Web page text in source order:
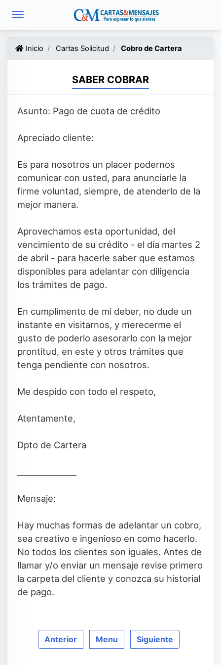
Inicio Cartas Solicitud Cobro de Cartera
SABER COBRAR
Asunto: Pago de cuota de crédito
Apreciado cliente:
Es para nosotros un placer podernos
comunicar con usted, para anunciarle la
firme voluntad, siempre, de atenderlo de la
mejor manera.
Aprovechamos esta oportunidad, del
vencimiento de su crédito - el día martes 2
de abril - para hacerle saber que estamos
disponibles para adelantar con diligencia
los trámites de pago.
En cumplimento de mi deber, no dude un
instante en visitarnos, y merecerme el
gusto de poderlo asesorarlo con la mejor
prontitud, en este y otros trámites que
tenga pendiente con nosotros.
Me despido con todo el respeto,
Atentamente,
Dpto de Cartera
Mensaje:
Hay muchas formas de adelantar un cobro,
sea creativo e ingenioso en como hacerlo.
No todos los clientes son iguales. Antes de
llamar y/o enviar un mensaje revise primero
la carpeta del cliente y conozca su historial
de pago.
Anterior Menu Siguiente